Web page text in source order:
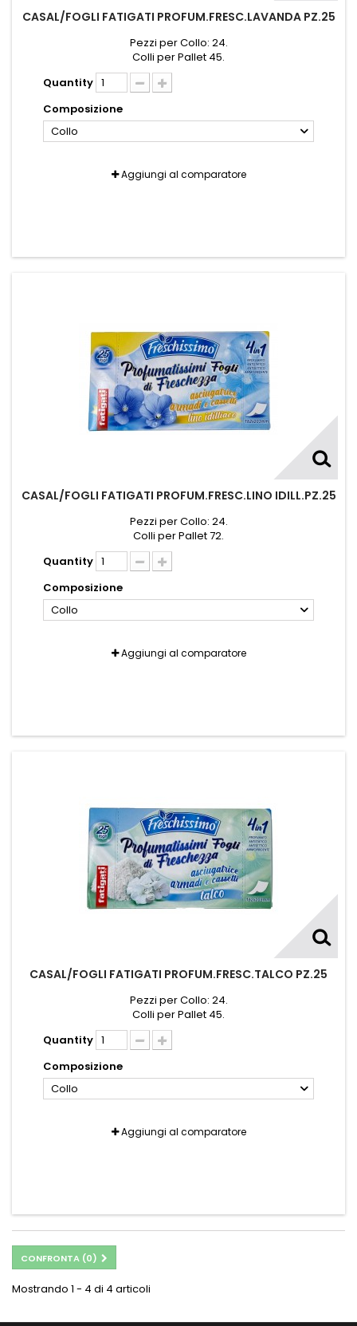
CASAL/FOGLI FATIGATI PROFUM.FRESC.LAVANDA PZ.25
Pezzi per Collo: 24.
Colli per Pallet 45.
Quantity
Composizione
Collo
Aggiungi al comparatore
CASAL/FOGLI FATIGATI PROFUM.FRESC.LINO IDILL.PZ.25
Pezzi per Collo: 24.
Colli per Pallet 72.
Quantity
Composizione
Collo
Aggiungi al comparatore
CASAL/FOGLI FATIGATI PROFUM.FRESC.TALCO PZ.25
Pezzi per Collo: 24.
Colli per Pallet 45.
Quantity
Composizione
Collo
Aggiungi al comparatore
CONFRONTA (0)
Mostrando 1 - 4 di 4 articoli